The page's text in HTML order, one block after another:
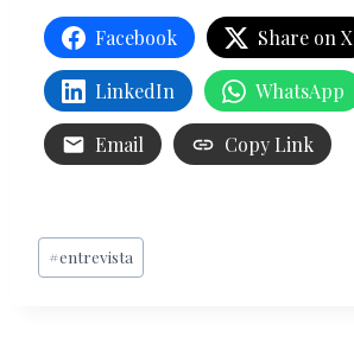
Facebook Share on X
LinkedIn WhatsApp
Email Copy Link
Etiquetas
de
#entrevista